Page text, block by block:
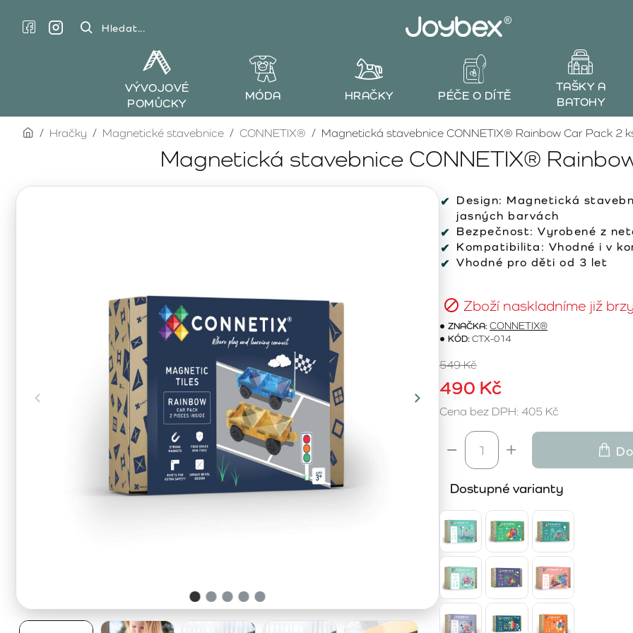
Hledat...
VÝVOJOVÉ
POMŮCKY
MÓDA HRAČKY PÉČE O DÍTĚ
TAŠKY A
BATOHY
Magnetická stavebnice CONNETIX®
homeHračky Magnetické stavebnice CONNETIX® Magnetická stavebnice CONNETIX® Rainbow Car Pack 2
Design: Magnetická
jasných barvách
Bezpečnost: Vyrobené z
Kompatibilita: Vhodné i v
Vhodné pro děti od 3 let
Zboží naskladníme již brzy
ZNAČKA:CONNETIX®
KÓD:CTX-014
490 Kč
549 Kč
Cena bez DPH: 405 Kč
Dostupné varianty